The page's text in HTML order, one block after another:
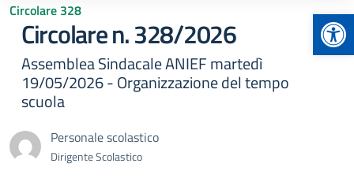
Circolare 328
Circolare n. 328/2026
Assemblea Sindacale ANIEF martedì
19/05/2026 - Organizzazione del tempo
scuola
Personale scolastico
Dirigente Scolastico